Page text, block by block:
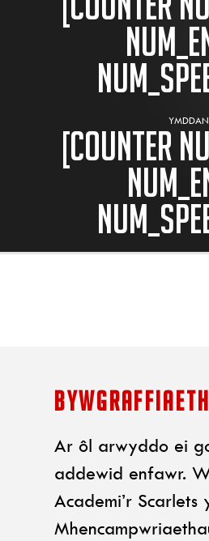
[counter
BYWGRAFFIAETH
Ar ôl arwyddo ei
addewid enfawr.
Academi’r